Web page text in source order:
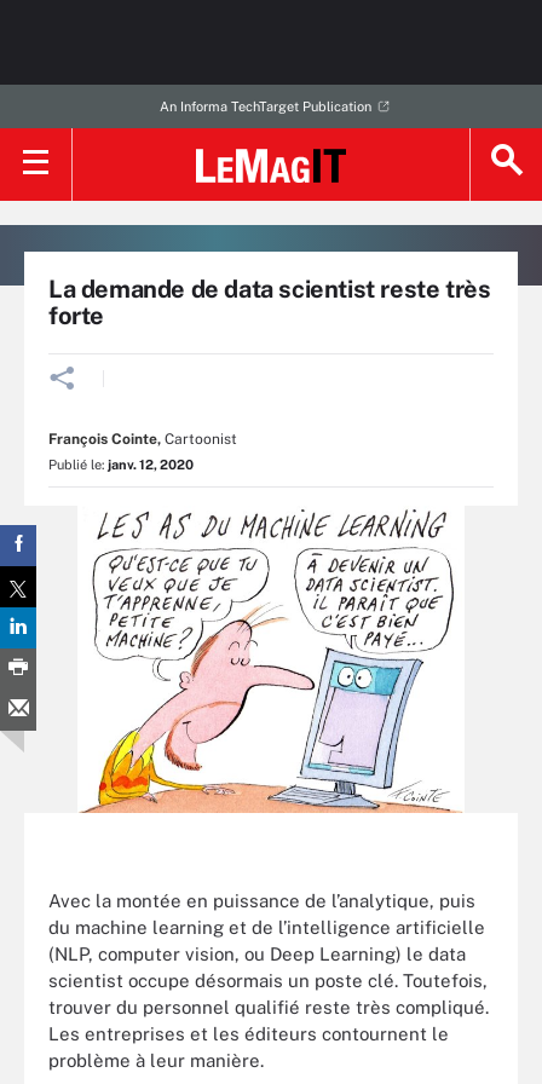
An Informa TechTarget Publication
La demande de data scientist reste très
forte
François Cointe, Cartoonist
Publié le: janv. 12, 2020
Avec la montée en puissance de l’analytique, puis
du machine learning et de l’intelligence artificielle
(NLP, computer vision, ou Deep Learning) le data
scientist occupe désormais un poste clé. Toutefois,
trouver du personnel qualifié reste très compliqué.
Les entreprises et les éditeurs contournent le
problème à leur manière.